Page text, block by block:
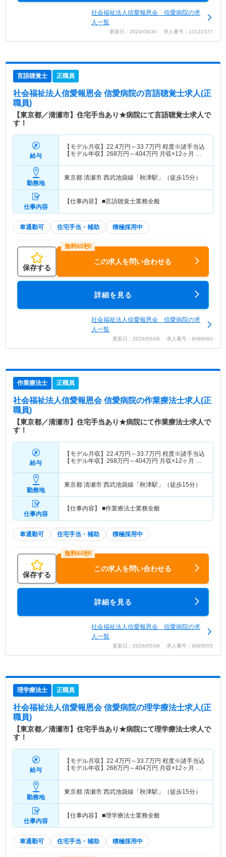
社会福祉法人信愛報恩会 信愛病院の求
人一覧
更新日：2024/09/30 求人番号：10122377
言語聴覚士 正職員
社会福祉法人信愛報恩会 信愛病院の言語聴覚士求人(正
職員)
【東京都／清瀬市】住宅手当あり★病院にて言語聴覚士求人で
す！
給与
【モデル月収】 22.4万円～33.7万円 程度※諸手当込
【モデル年収】 268万円～404万円 月収×12ヶ月 賞
勤務地
東京都 清瀬市 西武池袋線「秋津駅」（徒歩15分）
仕事内容
【仕事内容】 ■言語聴覚士業務全般
車通勤可 住宅手当・補助 積極採用中
保存する
この求人を問い合わせる
詳細を見る
社会福祉法人信愛報恩会 信愛病院の求
人一覧
更新日：2026/05/08 求人番号：9089060
作業療法士 正職員
社会福祉法人信愛報恩会 信愛病院の作業療法士求人(正
職員)
【東京都／清瀬市】住宅手当あり★病院にて作業療法士求人で
す！
給与
【モデル月収】 22.4万円～33.7万円 程度※諸手当込
【モデル年収】 268万円～404万円 月収×12ヶ月 賞
勤務地
東京都 清瀬市 西武池袋線「秋津駅」（徒歩15分）
仕事内容
【仕事内容】 ■作業療法士業務全般
車通勤可 住宅手当・補助 積極採用中
保存する
この求人を問い合わせる
詳細を見る
社会福祉法人信愛報恩会 信愛病院の求
人一覧
更新日：2026/05/08 求人番号：9089055
理学療法士 正職員
社会福祉法人信愛報恩会 信愛病院の理学療法士求人(正
職員)
【東京都／清瀬市】住宅手当あり★病院にて理学療法士求人で
す！
給与
【モデル月収】 22.4万円～33.7万円 程度※諸手当込
【モデル年収】 268万円～404万円 月収×12ヶ月 賞
勤務地
東京都 清瀬市 西武池袋線「秋津駅」（徒歩15分）
仕事内容
【仕事内容】 ■理学療法士業務全般
車通勤可 住宅手当・補助 積極採用中